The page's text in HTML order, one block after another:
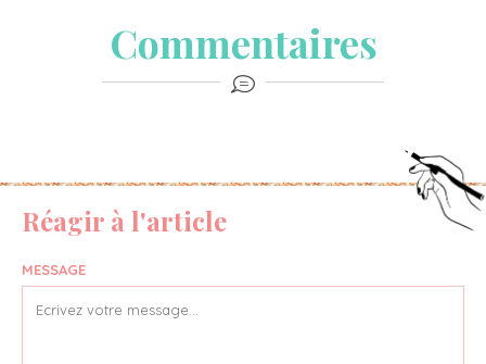
Commentaires
Réagir à l'article
MESSAGE